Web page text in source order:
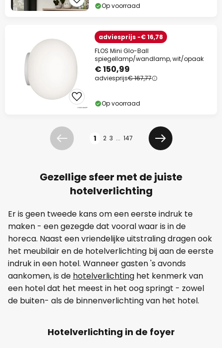
Op voorraad
adviesprijs -€ 16,78
FLOS Mini Glo-Ball
spiegellamp/wandlamp, wit/opaak
€ 150,99
adviesprijs€ 167,77
Op voorraad
Vorige 1 2 3 ... 147
Volgende
Gezellige sfeer met de juiste
hotelverlichting
Er is geen tweede kans om een eerste indruk te
maken - een gezegde dat vooral waar is in de
horeca. Naast een vriendelijke uitstraling dragen ook
het meubilair en de hotelverlichting bij aan de eerste
indruk in een hotel. Wanneer gasten 's avonds
aankomen, is de hotelverlichting het kenmerk van
een hotel dat het meest in het oog springt - zowel
de buiten- als de binnenverlichting van het hotel.
Hotelverlichting in de foyer